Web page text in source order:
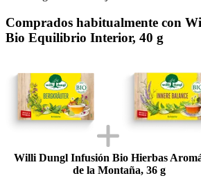
Comprados habitualmente con
Bio Equilibrio Interior, 40 g
Willi Dungl Infusión Bio Hierbas
de la Montaña, 36 g